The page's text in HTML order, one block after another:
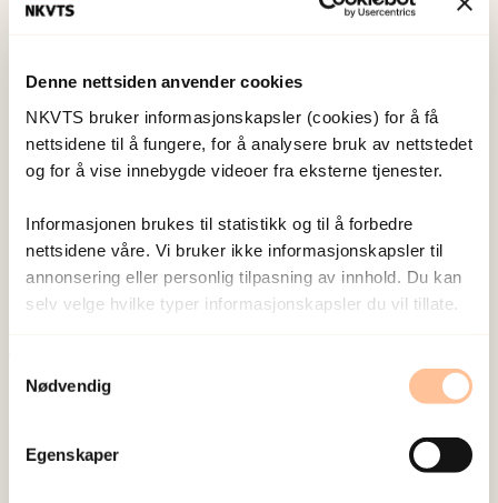
Denne nettsiden anvender cookies
NKVTS bruker informasjonskapsler (cookies) for å få
nettsidene til å fungere, for å analysere bruk av nettstedet
og for å vise innebygde videoer fra eksterne tjenester.
Informasjonen brukes til statistikk og til å forbedre
nettsidene våre. Vi bruker ikke informasjonskapsler til
annonsering eller personlig tilpasning av innhold. Du kan
selv velge hvilke typer informasjonskapsler du vil tillate.
Nødvendig
Egenskaper
Birkeland, Marianne
Forsker I
Jensen, Tine Kristin
Vis profil
Publisert: